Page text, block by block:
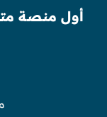
أول منصة